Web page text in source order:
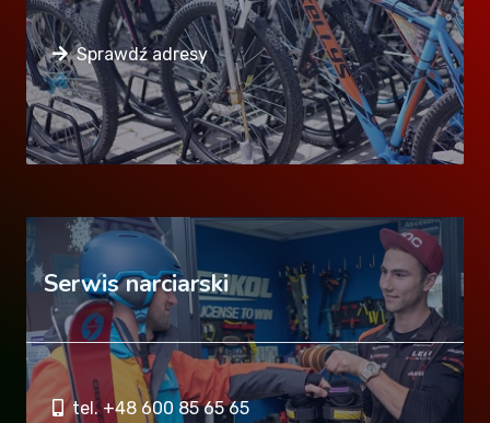
Sprawdź adresy
Serwis narciarski
tel. +48 600 85 65 65